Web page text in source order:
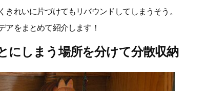
れいに片づけてもリバウンドしてしまうそう。
アをまとめて紹介します！
にしまう場所を分けて分散収納